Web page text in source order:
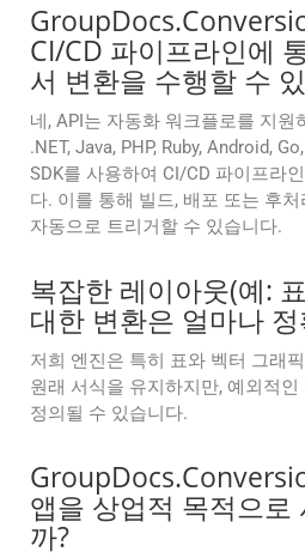
CI/CD 파이프라인에
서 변환을 수행할 수
네, API는 자동화 워크플로를 지원
.NET, Java, PHP, Ruby, Android,
SDK를 사용하여 CI/CD 파이프라
다. 이를 통해 빌드, 배포 또는 후
자동으로 트리거할 수 있습니다.
복잡한 레이아웃(예:
대한 변환은 얼마나
저희 엔진은 특히 표와 벡터 그래
원래 서식을 유지하지만, 예외적
정의될 수 있습니다.
앱을 상업적 목적으로
까?